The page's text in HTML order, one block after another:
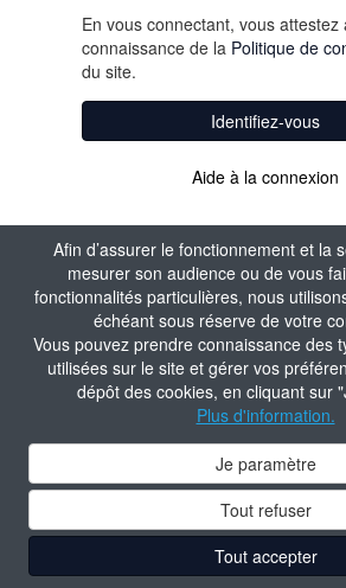
Afin d’assurer le fonctionnement et la
mesurer son audience ou de vous
fonctionnalités particulières, nous
échéant sous réserve de votre
Vous pouvez prendre connaissance des
utilisées sur le site et gérer vos
dépôt des cookies, en cliquant sur
Plus d'information.
Je paramètre
Tout refuser
Tout accepter
En vous connectant, vous attestez
connaissance de la Politique de
du site.
Identifiez-vous
Aide à la connexion